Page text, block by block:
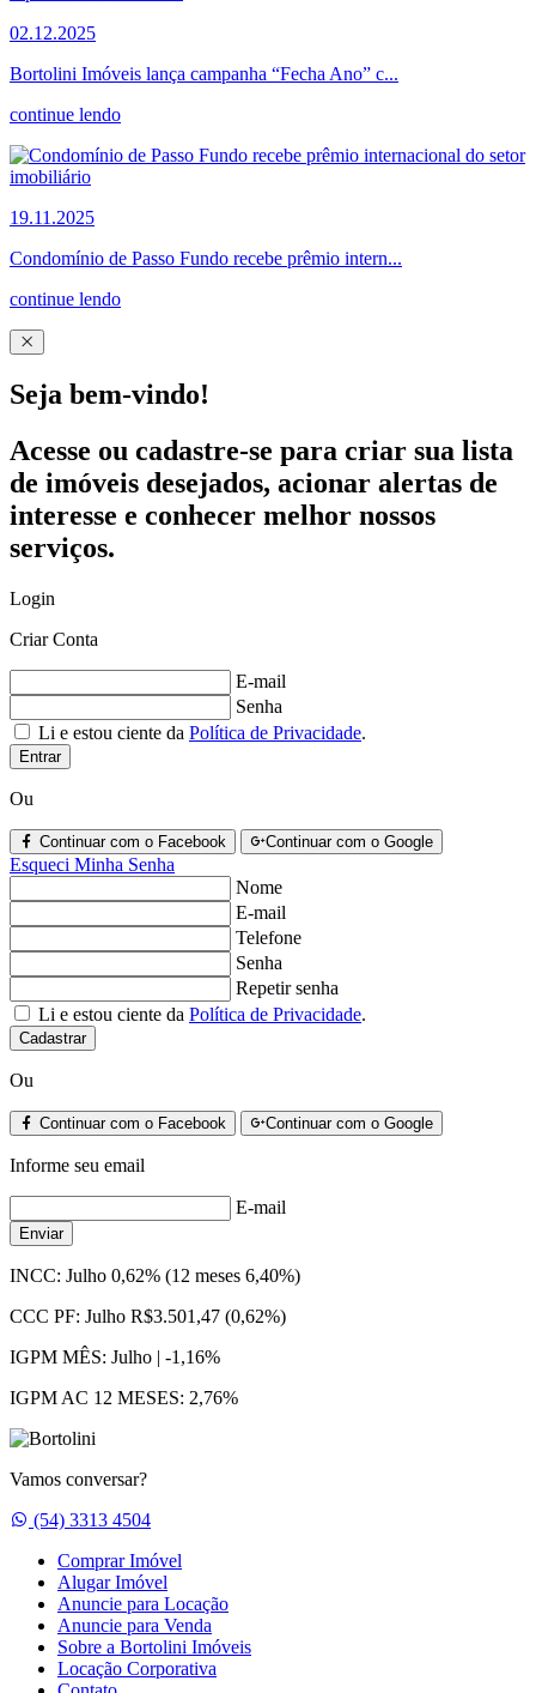
02.12.2025
Bortolini Imóveis lança campanha “Fecha Ano” c...
continue lendo
19.11.2025
Condomínio de Passo Fundo recebe prêmio intern...
continue lendo
Seja bem-vindo!
Acesse ou cadastre-se para criar sua lista
de imóveis desejados, acionar alertas de
interesse e conhecer melhor nossos
serviços.
Login
Criar Conta
E-mail
Senha
Li e estou ciente da Política de Privacidade.
Entrar
Ou
Continuar com o Facebook Continuar com o Google
Esqueci Minha Senha
Nome
E-mail
Telefone
Senha
Repetir senha
Li e estou ciente da Política de Privacidade.
Cadastrar
Ou
Continuar com o Facebook Continuar com o Google
Informe seu email
E-mail
Enviar
INCC: Julho 0,62% (12 meses 6,40%)
CCC PF: Julho R$3.501,47 (0,62%)
IGPM MÊS: Julho | -1,16%
IGPM AC 12 MESES: 2,76%
Vamos conversar?
Whatsapp
(54) 3313 4504
Comprar Imóvel
Alugar Imóvel
Anuncie para Locação
Anuncie para Venda
Sobre a Bortolini Imóveis
Locação Corporativa